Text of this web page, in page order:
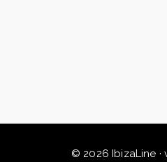
© 2026 IbizaLine ·